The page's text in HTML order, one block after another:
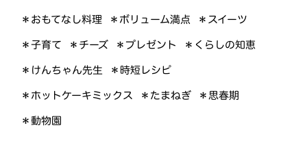
＊おもてなし料理 ＊ボリューム満点 ＊スイーツ
＊子育て ＊チーズ ＊プレゼント ＊くらしの知恵
＊けんちゃん先生 ＊時短レシピ
＊ホットケーキミックス ＊たまねぎ ＊思春期
＊動物園